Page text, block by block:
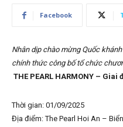
Facebook
Nhân dịp chào mừng Quốc
chính thức công bố tổ chức
THE PEARL HARMONY –
Thời gian: 01/09/2025
Địa điểm: The Pearl Hoi An –